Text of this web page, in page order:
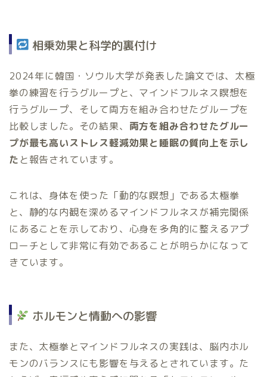
相乗効果と科学的裏付け
2024年に韓国・ソウル大学が発表した論文では、太極
拳の練習を行うグループと、マインドフルネス瞑想を
行うグループ、そして両方を組み合わせたグループを
比較しました。その結果、 両方を組み合わせたグルー
プが最も高いストレス軽減効果と睡眠の質向上を示し
た と報告されています。
これは、身体を使った「動的な瞑想」である太極拳
と、静的な内観を深めるマインドフルネスが補完関係
にあることを示しており、心身を多角的に整えるアプ
ローチとして非常に有効であることが明らかになって
きています。
ホルモンと情動への影響
また、太極拳とマインドフルネスの実践は、脳内ホル
モンのバランスにも影響を与えるとされています。た